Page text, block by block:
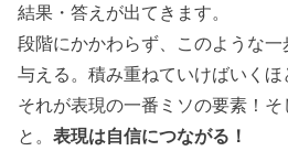
結果・答えが出てきます。
段階にかかわらず、このような
与える。積み重ねていけばいくほ
それが表現の一番ミソの要素！そ
と。表現は自信につながる！